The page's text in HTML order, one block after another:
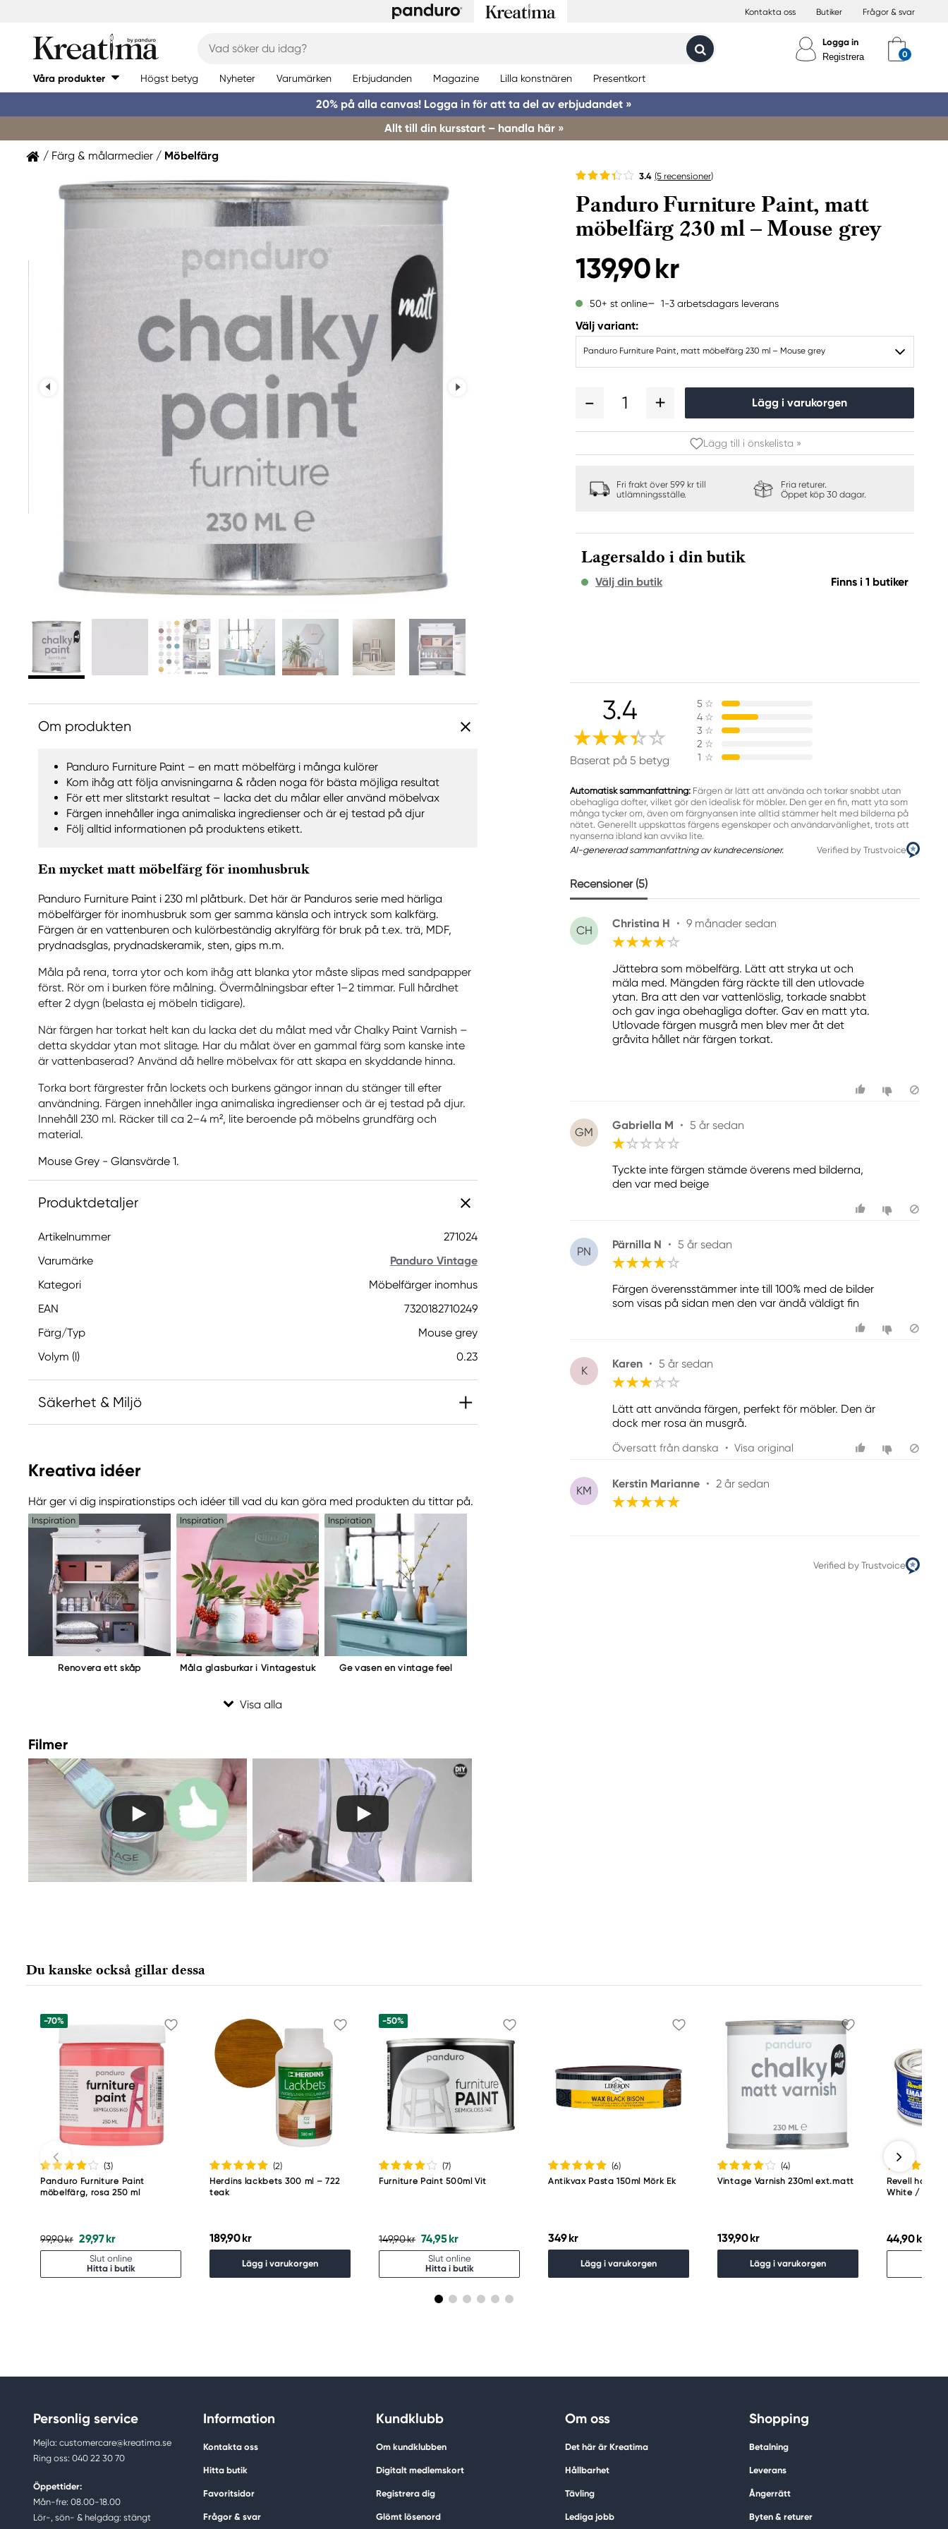
Kontakta oss Butiker Frågor & svar
Logga in
Registrera
Våra produkter Högst betyg Nyheter Varumärken Erbjudanden Magazine Lilla konstnären Presentkort
20% på alla canvas! Logga in för att ta del av erbjudandet »
Allt till din kursstart – handla här »
Färg & målarmedier Möbelfärg
3.4 (5 recensioner)
Panduro Furniture Paint, matt
möbelfärg 230 ml – Mouse grey
139,90 kr
50+ st online 1-3 arbetsdagars leverans
Välj variant:
Panduro Furniture Paint, matt möbelfärg 230 ml – Mouse grey
1 Lägg i varukorgen
Lägg till i önskelista »
Fri frakt över 599 kr till
utlämningsställe.
Fria returer.
Öppet köp 30 dagar.
Lagersaldo i din butik
Välj din butik Finns i 1 butiker
Om produkten
Panduro Furniture Paint – en matt möbelfärg i många kulörer
Kom ihåg att följa anvisningarna & råden noga för bästa möjliga resultat
För ett mer slitstarkt resultat – lacka det du målar eller använd möbelvax
Färgen innehåller inga animaliska ingredienser och är ej testad på djur
Följ alltid informationen på produktens etikett.
En mycket matt möbelfärg för inomhusbruk
Panduro Furniture Paint i 230 ml plåtburk. Det här är Panduros serie med härliga
möbelfärger för inomhusbruk som ger samma känsla och intryck som kalkfärg.
Färgen är en vattenburen och kulörbeständig akrylfärg för bruk på t.ex. trä, MDF,
prydnadsglas, prydnadskeramik, sten, gips m.m.
Måla på rena, torra ytor och kom ihåg att blanka ytor måste slipas med sandpapper
först. Rör om i burken före målning. Övermålningsbar efter 1–2 timmar. Full hårdhet
efter 2 dygn (belasta ej möbeln tidigare).
När färgen har torkat helt kan du lacka det du målat med vår Chalky Paint Varnish –
detta skyddar ytan mot slitage. Har du målat över en gammal färg som kanske inte
är vattenbaserad? Använd då hellre möbelvax för att skapa en skyddande hinna.
Torka bort färgrester från lockets och burkens gängor innan du stänger till efter
användning. Färgen innehåller inga animaliska ingredienser och är ej testad på djur.
Innehåll 230 ml. Räcker till ca 2–4 m², lite beroende på möbelns grundfärg och
material.
Mouse Grey - Glansvärde 1.
Produktdetaljer
Artikelnummer
271024
Varumärke
Panduro Vintage
Kategori
Möbelfärger inomhus
EAN
7320182710249
Färg/Typ
Mouse grey
Volym (l)
0.23
Säkerhet & Miljö
Innehåller 1,2-benzisotiazol-3(2H)-on (biocid). Kan orsaka en allergisk
reaktion.
Ansvarig EU
Panduro Chalky Furniture Paint
Panduro
205 14 Malmö, Sweden
www.panduro.com
+46 (04) 22 30 70
3.4
Baserat på 5 betyg
5 ☆
4 ☆
3 ☆
2 ☆
1 ☆
Automatisk sammanfattning: Färgen är lätt att använda och torkar snabbt utan
obehagliga dofter, vilket gör den idealisk för möbler. Den ger en fin, matt yta som
många tycker om, även om färgnyansen inte alltid stämmer helt med bilderna på
nätet. Generellt uppskattas färgens egenskaper och användarvänlighet, trots att
nyanserna ibland kan avvika lite.
AI-genererad sammanfattning av kundrecensioner.
Verified by Trustvoice
Recensioner (5)
CH
Christina H • 9 månader sedan
Jättebra som möbelfärg. Lätt att stryka ut och
mäla med. Mängden färg räckte till den utlovade
ytan. Bra att den var vattenlöslig, torkade snabbt
och gav inga obehagliga dofter. Gav en matt yta.
Utlovade färgen musgrå men blev mer åt det
gråvita hållet när färgen torkat.
GM
Gabriella M • 5 år sedan
Tyckte inte färgen stämde överens med bilderna,
den var med beige
PN
Pärnilla N • 5 år sedan
Färgen överensstämmer inte till 100% med de bilder
som visas på sidan men den var ändå väldigt fin
K
Karen • 5 år sedan
Lätt att använda färgen, perfekt för möbler. Den är
dock mer rosa än musgrå.
Översatt från danska • Visa original
KM
Kerstin Marianne • 2 år sedan
Verified by Trustvoice
Kreativa idéer
Här ger vi dig inspirationstips och idéer till vad du kan göra med produkten du tittar på.
Inspiration
Renovera ett skåp
Inspiration
Måla glasburkar i Vintagestuk
Inspiration
Ge vasen en vintage feel
Filmer
Du kanske också gillar dessa
-70%
(3)
Panduro Furniture Paint
möbelfärg, rosa 250 ml
99,90 kr 29,97 kr
Slut online
Hitta i butik
(2)
Herdins lackbets 300 ml – 722
teak
189,90 kr
Lägg i varukorgen
-50%
(7)
Furniture Paint 500ml Vit
149,90 kr 74,95 kr
Slut online
Hitta i butik
(6)
Antikvax Pasta 150ml Mörk Ek
349 kr
Lägg i varukorgen
(4)
Vintage Varnish 230ml ext.matt
139,90 kr
Lägg i varukorgen
Revell
White / gloss
44,90 kr
Personlig service
Mejla: customercare@kreatima.se
Ring oss: 040 22 30 70
Öppettider:
Mån-fre: 08.00-18.00
Lör-, sön- & helgdag: stängt
Information
Kontakta oss
Hitta butik
Favoritsidor
Frågor & svar
Kundklubb
Om kundklubben
Digitalt medlemskort
Registrera dig
Glömt lösenord
Om oss
Det här är Kreatima
Hållbarhet
Tävling
Lediga jobb
Shopping
Betalning
Leverans
Ångerrätt
Byten & returer